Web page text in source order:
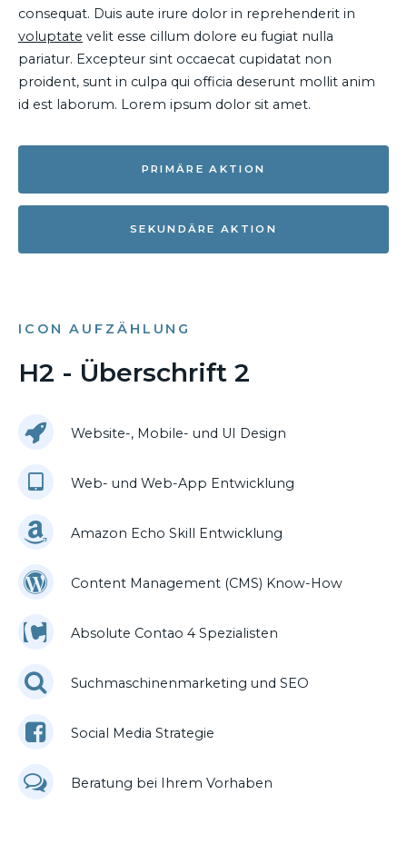
consequat. Duis aute irure dolor in reprehenderit in
voluptate velit esse cillum dolore eu fugiat nulla
pariatur. Excepteur sint occaecat cupidatat non
proident, sunt in culpa qui officia deserunt mollit anim
id est laborum. Lorem ipsum dolor sit amet.
PRIMÄRE AKTION
SEKUNDÄRE AKTION
ICON AUFZÄHLUNG
H2 - Überschrift 2
Website-, Mobile- und UI Design
Web- und Web-App Entwicklung
Amazon Echo Skill Entwicklung
Content Management (CMS) Know-How
Absolute Contao 4 Spezialisten
Suchmaschinenmarketing und SEO
Social Media Strategie
Beratung bei Ihrem Vorhaben